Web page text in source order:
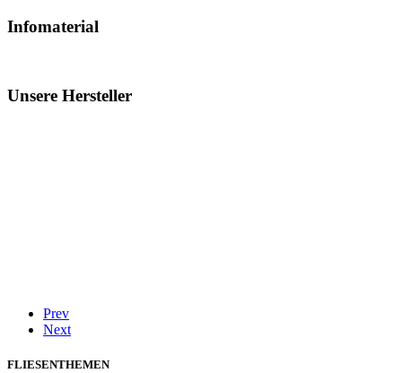
Infomaterial
Unsere Hersteller
Prev
Next
FLIESENTHEMEN